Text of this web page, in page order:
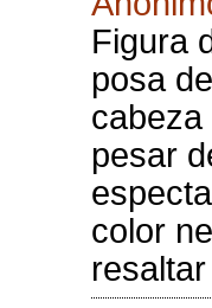
Figura
posa
cabeza
pesar
color